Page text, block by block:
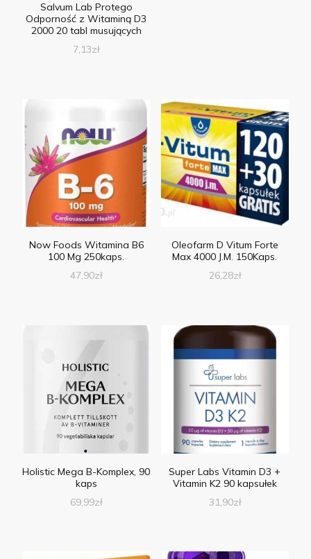
Salvum Lab Protego
Odporność z Witaminą D3
2000 20 tabl musujących
7,13zł
Now Foods Witamina B6
100 Mg 250kaps.
47,90zł
Oleofarm D Vitum Forte
Max 4000 J.M. 150Kaps.
26,28zł
Holistic Mega B-Komplex, 90
kaps
69,99zł
Super Labs Vitamin D3 +
Vitamin K2 90 kapsułek
31,90zł